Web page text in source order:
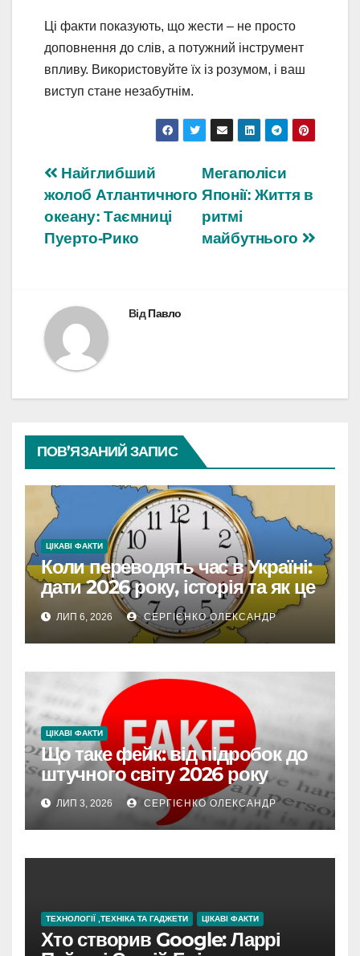
Ці факти показують, що жести – не просто
доповнення до слів, а потужний інструмент
впливу. Використовуйте їх із розумом, і ваш
виступ стане незабутнім.
Навігація
записів
Мегаполіси
Японії: Життя в
ритмі
майбутнього
Найглибший
жолоб Атлантичного
океану: Таємниці
Пуерто-Рико
ВідПавло
ПОВ’ЯЗАНИЙ ЗАПИС
ЦІКАВІ ФАКТИ
Коли переводять час в Україні:
дати 2026 року, історія та як це
впливає на життя
ЛИП 6, 2026 СЕРГІЄНКО ОЛЕКСАНДР
ЦІКАВІ ФАКТИ
Що таке фейк: від підробок до
штучного світу 2026 року
ЛИП 3, 2026 СЕРГІЄНКО ОЛЕКСАНДР
ТЕХНОЛОГІЇ ,ТЕХНІКА ТА ГАДЖЕТИ ЦІКАВІ ФАКТИ
Хто створив Google: Ларрі